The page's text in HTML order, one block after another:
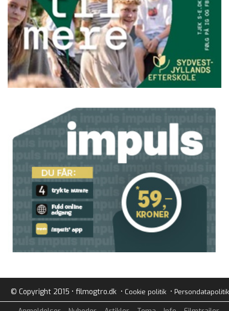
© Copyright 2015 • filmogtro.dk • Cookie politik• Persondatapolitik